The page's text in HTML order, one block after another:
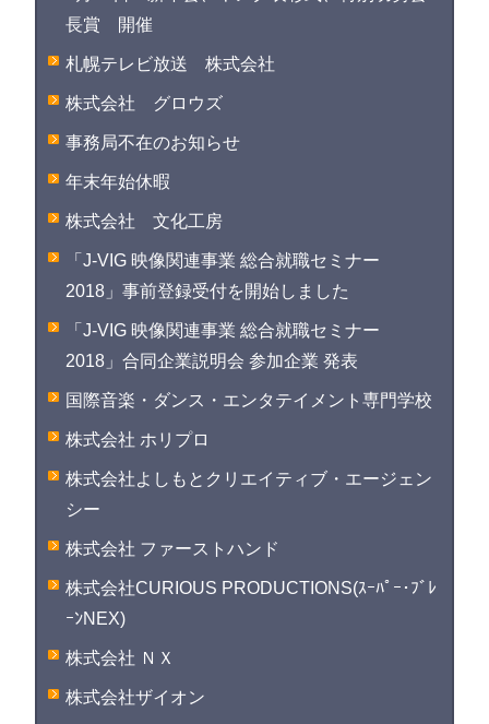
長賞 開催
札幌テレビ放送 株式会社
株式会社 グロウズ
事務局不在のお知らせ
年末年始休暇
株式会社 文化工房
「J-VIG 映像関連事業 総合就職セミナー
2018」事前登録受付を開始しました
「J-VIG 映像関連事業 総合就職セミナー
2018」合同企業説明会 参加企業 発表
国際音楽・ダンス・エンタテイメント専門学校
株式会社 ホリプロ
株式会社よしもとクリエイティブ・エージェン
シー
株式会社 ファーストハンド
株式会社CURIOUS PRODUCTIONS(ｽｰﾊﾟｰ･ﾌﾞﾚ
ｰﾝNEX)
株式会社 ＮＸ
株式会社ザイオン